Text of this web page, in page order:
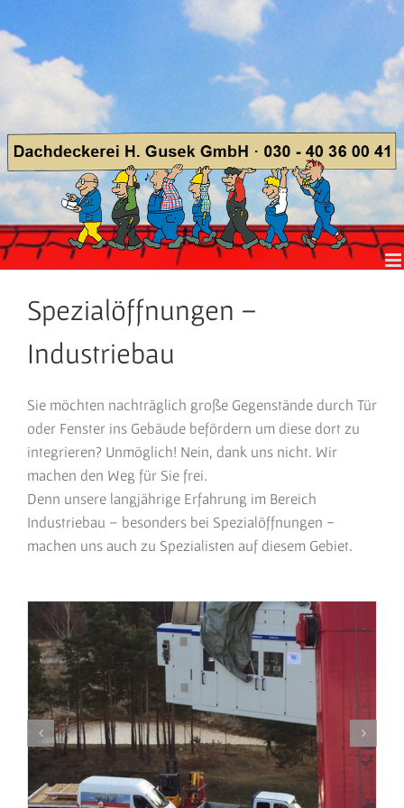
Inhalt
springen
Spezialöffnungen –
Industriebau
Sie möchten nachträglich große Gegenstände durch Tür
oder Fenster ins Gebäude befördern um diese dort zu
integrieren? Unmöglich! Nein, dank uns nicht. Wir
machen den Weg für Sie frei.
Denn unsere langjährige Erfahrung im Bereich
Industriebau – besonders bei Spezialöffnungen -
machen uns auch zu Spezialisten auf diesem Gebiet.